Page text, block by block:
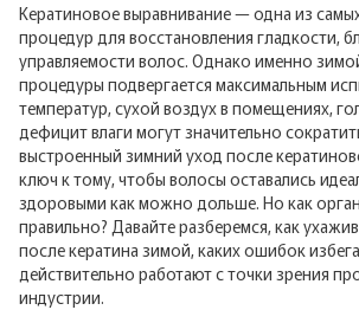
Кератиновое выравнивание — одна из
процедур для восстановления гладкости,
управляемости волос. Однако именно
процедуры подвергается максимальным
температур, сухой воздух в помещениях,
дефицит влаги могут значительно
выстроенный зимний уход после
ключ к тому, чтобы волосы оставались
здоровыми как можно дольше. Но как
правильно? Давайте разберемся, как
после кератина зимой, каких ошибок
действительно работают с точки зрения
индустрии.